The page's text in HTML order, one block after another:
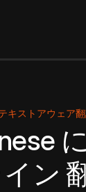
キストアウェア
に
ン